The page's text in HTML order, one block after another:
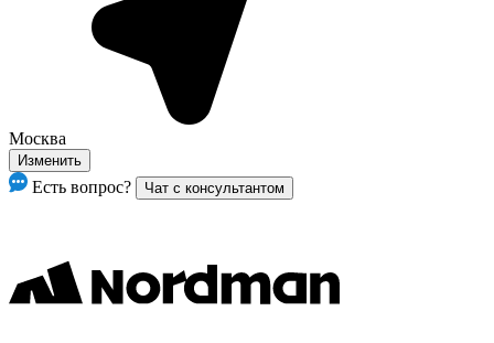
Москва
Изменить
Есть вопрос? Чат с консультантом